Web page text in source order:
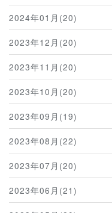
2024年01月(20)
2023年12月(20)
2023年11月(20)
2023年10月(20)
2023年09月(19)
2023年08月(22)
2023年07月(20)
2023年06月(21)